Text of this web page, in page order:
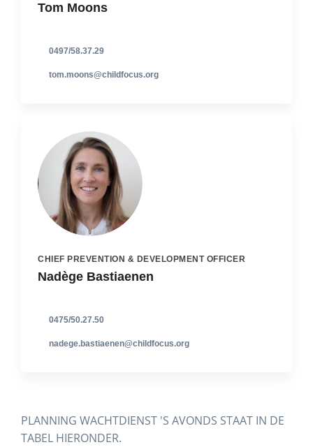
Tom Moons
0497/58.37.29
tom.moons@childfocus.org
CHIEF PREVENTION & DEVELOPMENT OFFICER
Nadège Bastiaenen
0475/50.27.50
nadege.bastiaenen@childfocus.org
PLANNING WACHTDIENST 'S AVONDS STAAT IN DE
TABEL HIERONDER.